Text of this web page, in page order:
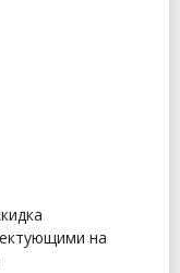
на